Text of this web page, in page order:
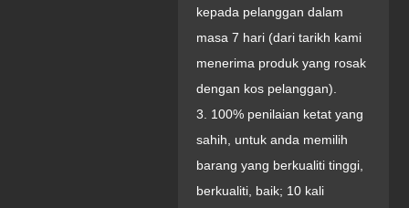
kepada pelanggan dalam
masa 7 hari (dari tarikh kami
menerima produk yang rosak
dengan kos pelanggan).
3. 100% penilaian ketat yang
sahih, untuk anda memilih
barang yang berkualiti tinggi,
berkualiti, baik; 10 kali